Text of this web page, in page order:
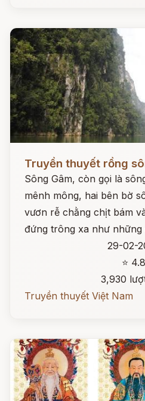
Đọc ngay
Truyền thuyết rồng
Sông Gâm, còn gọi là
mênh mông, hai bên bờ
vươn rễ chằng chịt bám
đứng trông xa như
29-02-
⭐ 4.8
3,930
Truyền thuyết Việt Nam